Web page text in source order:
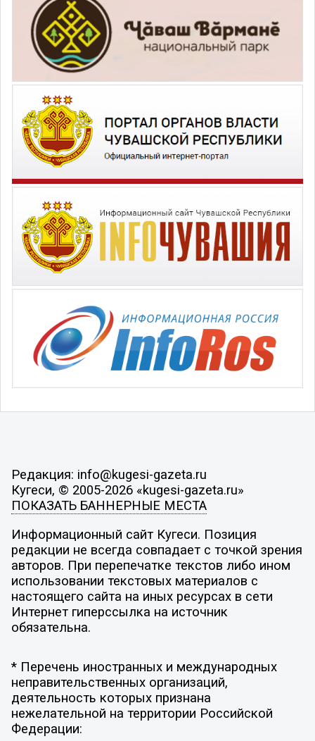
Редакция: info@kugesi-gazeta.ru
Кугеси, © 2005-2026 «kugesi-gazeta.ru»
ПОКАЗАТЬ БАННЕРНЫЕ МЕСТА
Информационный сайт Кугеси. Позиция
редакции не всегда совпадает с точкой зрения
авторов. При перепечатке текстов либо ином
использовании текстовых материалов с
настоящего сайта на иных ресурсах в сети
Интернет гиперссылка на источник
обязательна.
* Перечень иностранных и международных
неправительственных организаций,
деятельность которых признана
нежелательной на территории Российской
Федерации: